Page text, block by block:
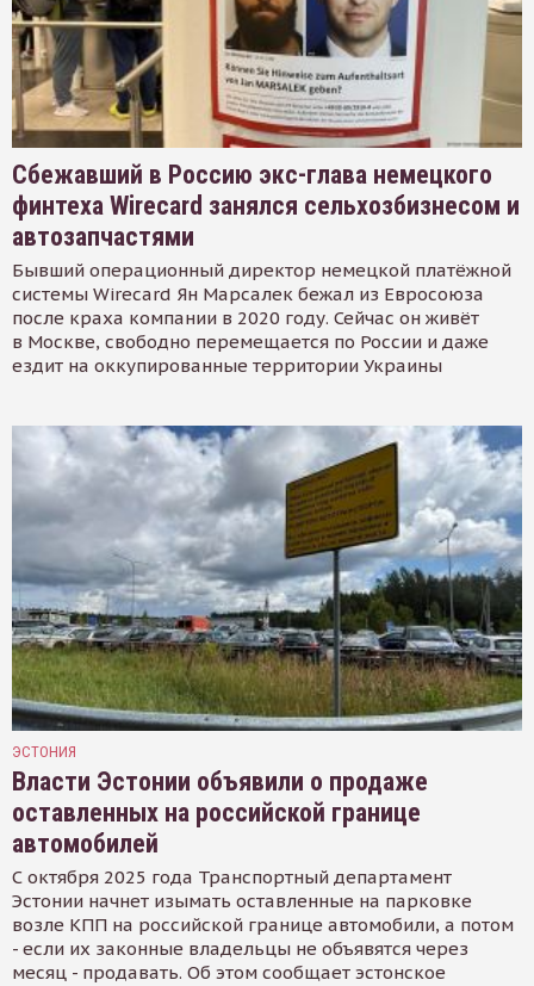
Сбежавший в Россию экс-глава немецкого
финтеха Wirecard занялся сельхозбизнесом и
автозапчастями
Бывший операционный директор немецкой платёжной
системы Wirecard Ян Марсалек бежал из Евросоюза
после краха компании в 2020 году. Сейчас он живёт
в Москве, свободно перемещается по России и даже
ездит на оккупированные территории Украины
ЭСТОНИЯ
Власти Эстонии объявили о продаже
оставленных на российской границе
автомобилей
С октября 2025 года Транспортный департамент
Эстонии начнет изымать оставленные на парковке
возле КПП на российской границе автомобили, а потом
- если их законные владельцы не объявятся через
месяц - продавать. Об этом сообщает эстонское